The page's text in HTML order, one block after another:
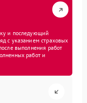
и последующий
с указанием страховых
выполнения работ
работ и